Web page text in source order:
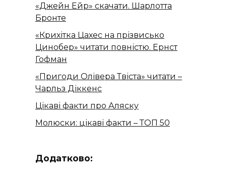
«Джейн Ейр» скачати. Шарлотта
Бронте
«Крихітка Цахес на прізвисько
Цинобер» читати повністю. Ернст
Гофман
«Пригоди Олівера Твіста» читати –
Чарльз Діккенс
Цікаві факти про Аляску
Молюски: цікаві факти – ТОП 50
Додатково: